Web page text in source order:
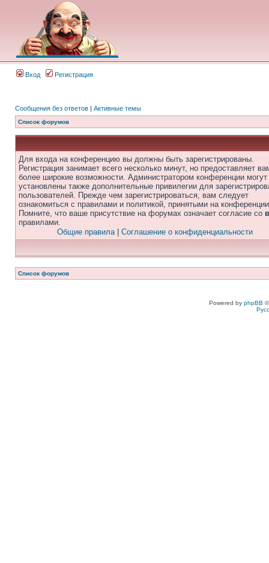
Вход Регистрация
Сообщения без ответов | Активные темы
Список форумов
Для входа на конференцию вы должны быть зарегистрированы.
Регистрация занимает всего несколько минут, но предоставляет
более широкие возможности. Администратором конференции
установлены также дополнительные привилегии для
пользователей. Прежде чем зарегистрироваться, вам следует
ознакомиться с правилами и политикой, принятыми на
Помните, что ваше присутствие на форумах означает согласие со
правилами.
Общие правила| Соглашение о конфиденциальности
Список форумов
Powered by phpBB